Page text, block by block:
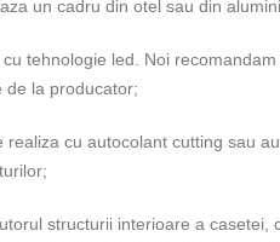
un cadru din otel sau din
tehnologie led. Noi
de la producator;
cu autocolant cutting sau
structurii interioare a